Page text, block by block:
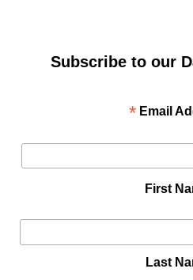
Subscribe to our
Email
*
First
Last